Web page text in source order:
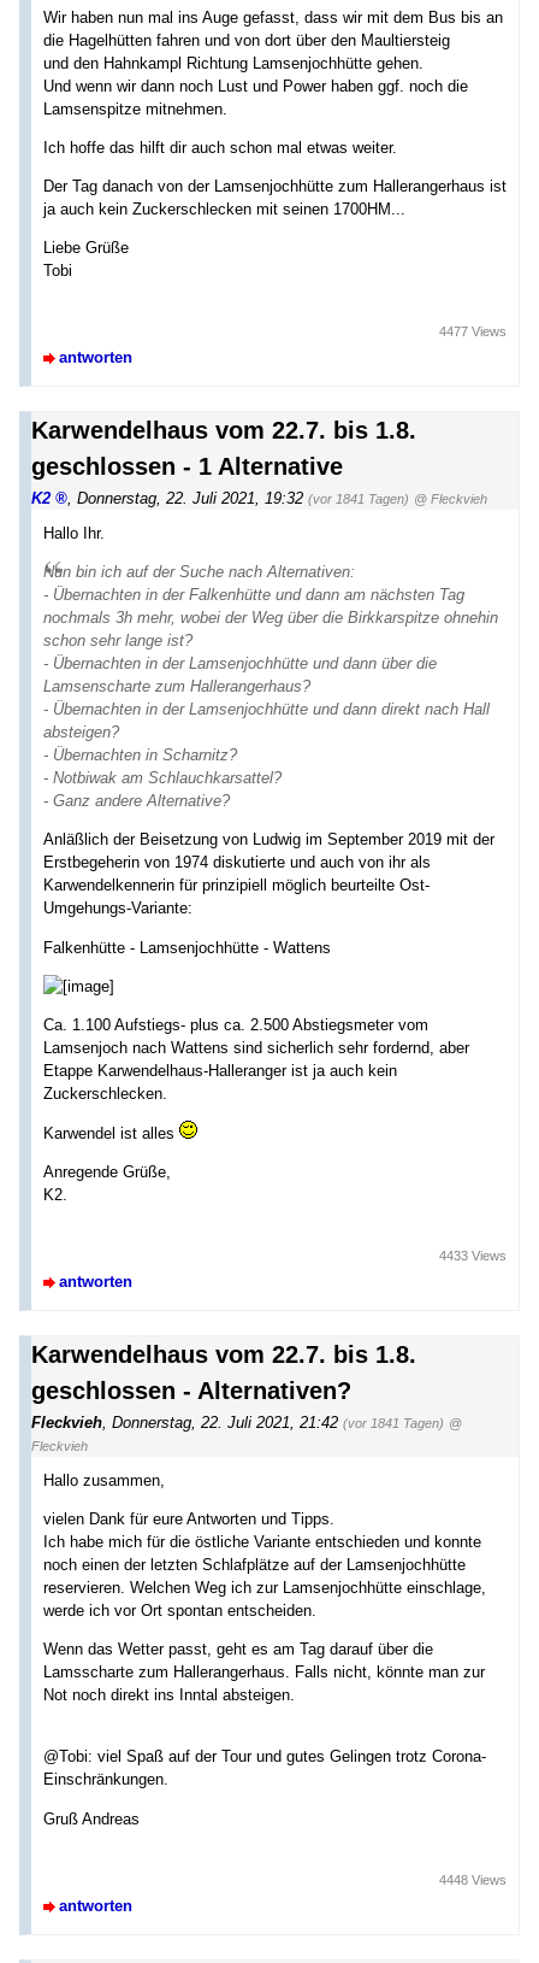
Wir haben nun mal ins Auge gefasst, dass wir mit dem Bus bis an
die Hagelhütten fahren und von dort über den Maultiersteig
und den Hahnkampl Richtung Lamsenjochhütte gehen.
Und wenn wir dann noch Lust und Power haben ggf. noch die
Lamsenspitze mitnehmen.
Ich hoffe das hilft dir auch schon mal etwas weiter.
Der Tag danach von der Lamsenjochhütte zum Hallerangerhaus ist
ja auch kein Zuckerschlecken mit seinen 1700HM...
Liebe Grüße
Tobi
antworten
4477 Views
Karwendelhaus vom 22.7. bis 1.8.
geschlossen - 1 Alternative
K2 , Donnerstag, 22. Juli 2021, 19:32 (vor 1841 Tagen) @ Fleckvieh
Hallo Ihr.
Nun bin ich auf der Suche nach Alternativen:
- Übernachten in der Falkenhütte und dann am nächsten Tag
nochmals 3h mehr, wobei der Weg über die Birkkarspitze ohnehin
schon sehr lange ist?
- Übernachten in der Lamsenjochhütte und dann über die
Lamsenscharte zum Hallerangerhaus?
- Übernachten in der Lamsenjochhütte und dann direkt nach Hall
absteigen?
- Übernachten in Scharnitz?
- Notbiwak am Schlauchkarsattel?
- Ganz andere Alternative?
Anläßlich der Beisetzung von Ludwig im September 2019 mit der
Erstbegeherin von 1974 diskutierte und auch von ihr als
Karwendelkennerin für prinzipiell möglich beurteilte Ost-
Umgehungs-Variante:
Falkenhütte - Lamsenjochhütte - Wattens
Ca. 1.100 Aufstiegs- plus ca. 2.500 Abstiegsmeter vom
Lamsenjoch nach Wattens sind sicherlich sehr fordernd, aber
Etappe Karwendelhaus-Halleranger ist ja auch kein
Zuckerschlecken.
Karwendel ist alles
Anregende Grüße,
K2.
antworten
4433 Views
Karwendelhaus vom 22.7. bis 1.8.
geschlossen - Alternativen?
Fleckvieh, Donnerstag, 22. Juli 2021, 21:42 (vor 1841 Tagen) @
Fleckvieh
Hallo zusammen,
vielen Dank für eure Antworten und Tipps.
Ich habe mich für die östliche Variante entschieden und konnte
noch einen der letzten Schlafplätze auf der Lamsenjochhütte
reservieren. Welchen Weg ich zur Lamsenjochhütte einschlage,
werde ich vor Ort spontan entscheiden.
Wenn das Wetter passt, geht es am Tag darauf über die
Lamsscharte zum Hallerangerhaus. Falls nicht, könnte man zur
Not noch direkt ins Inntal absteigen.
@Tobi: viel Spaß auf der Tour und gutes Gelingen trotz Corona-
Einschränkungen.
Gruß Andreas
antworten
4448 Views